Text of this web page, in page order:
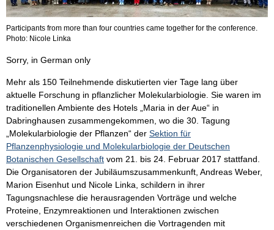
Participants from more than four countries came together for the conference.
Photo: Nicole Linka
Sorry, in German only
Mehr als 150 Teilnehmende diskutierten vier Tage lang über
aktuelle Forschung in pflanzlicher Molekularbiologie. Sie waren im
traditionellen Ambiente des Hotels „Maria in der Aue“ in
Dabringhausen zusammengekommen, wo die 30. Tagung
„Molekularbiologie der Pflanzen“ der Sektion für
Pflanzenphysiologie und Molekularbiologie der Deutschen
Botanischen Gesellschaft vom 21. bis 24. Februar 2017 stattfand.
Die Organisatoren der Jubiläumszusammenkunft, Andreas Weber,
Marion Eisenhut und Nicole Linka, schildern in ihrer
Tagungsnachlese die herausragenden Vorträge und welche
Proteine, Enzymreaktionen und Interaktionen zwischen
verschiedenen Organismenreichen die Vortragenden mit